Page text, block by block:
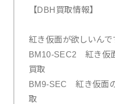
【DBH買取情報】
紅き仮面が欲しいんで
BM10-SEC2 紅き仮
買取
BM9-SEC 紅き仮面
取